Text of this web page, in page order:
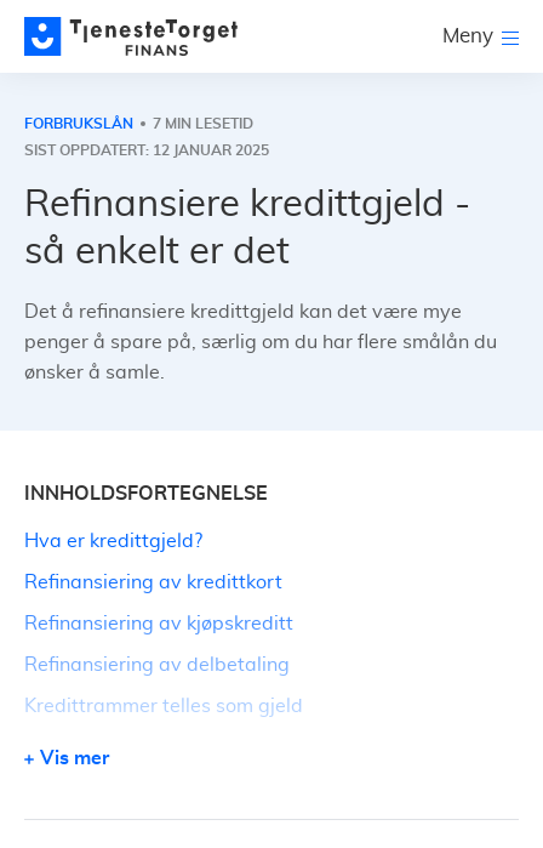
Meny
FORBRUKSLÅN
7 MIN LESETID
SIST OPPDATERT: 12 JANUAR 2025
Refinansiere kredittgjeld -
så enkelt er det
Det å refinansiere kredittgjeld kan det være mye
penger å spare på, særlig om du har flere smålån du
ønsker å samle.
INNHOLDSFORTEGNELSE
Hva er kredittgjeld?
Refinansiering av kredittkort
Refinansiering av kjøpskreditt
Refinansiering av delbetaling
Kredittrammer telles som gjeld
Flere muligheter for refinansiering av gjeld
Vis mer